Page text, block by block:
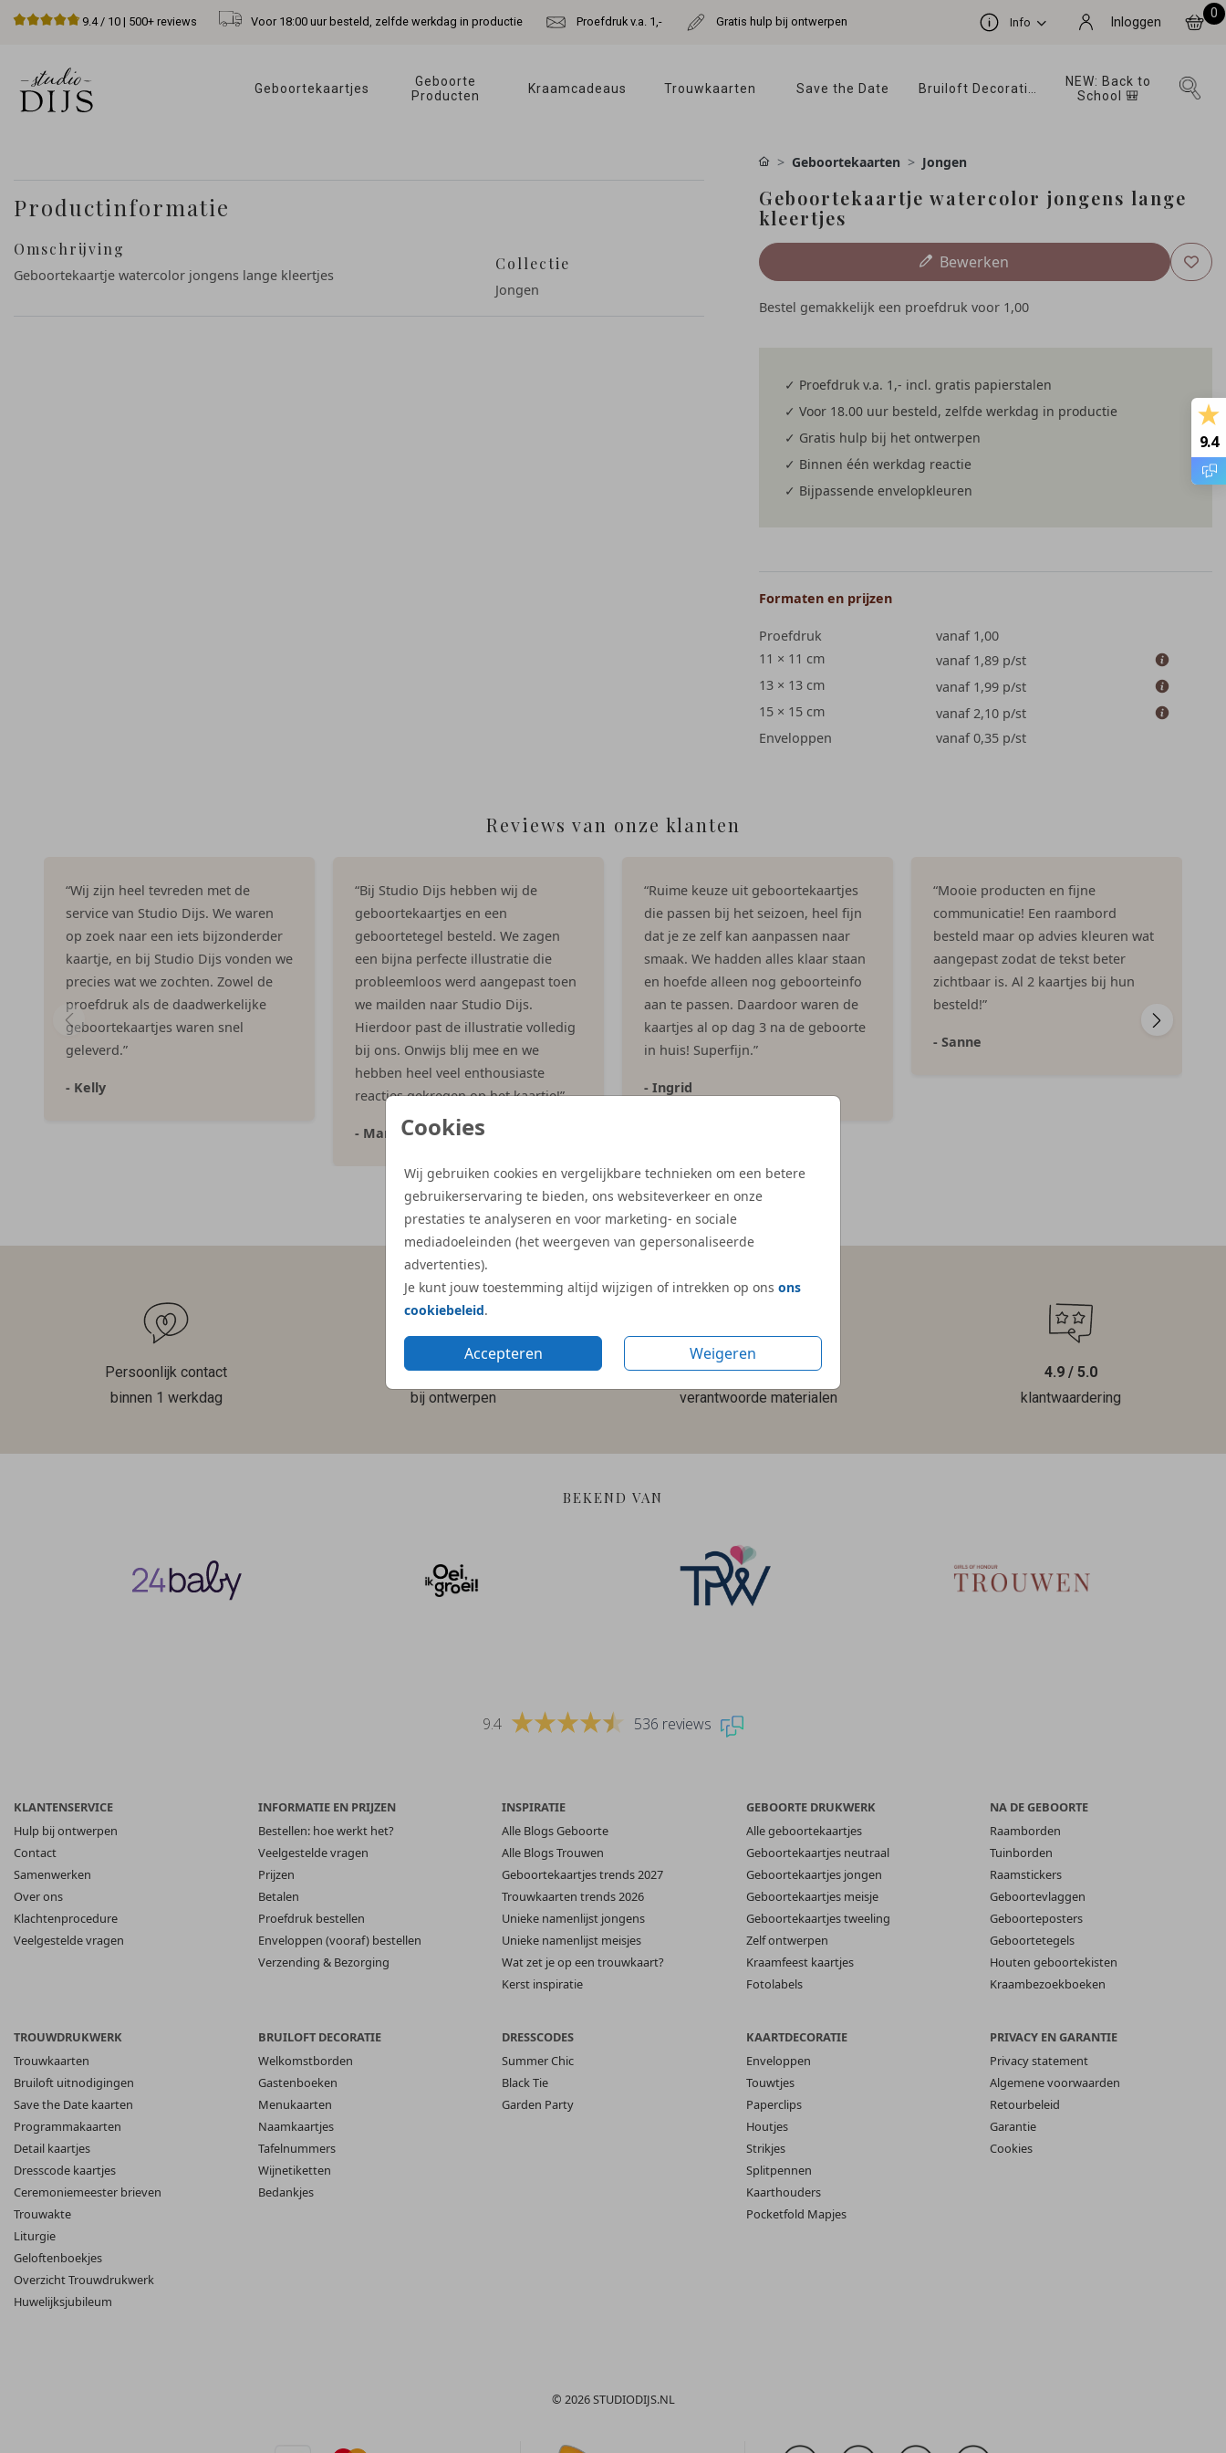
9.4/ 10 | 500+ reviews Voor 18:00 uur besteld, zelfde werkdag in productie Proefdruk v.a. 1,- Gratis hulp bij ontwerpen Info Inloggen
0
Geboortekaartjes
Geboorte
Producten
Kraamcadeaus Trouwkaarten Save the Date
NEW: Back to
School 🎒
Cookies
Wij gebruiken cookies en vergelijkbare technieken om een betere
gebruikerservaring te bieden, ons websiteverkeer en onze
prestaties te analyseren en voor marketing- en sociale
mediadoeleinden (het weergeven van gepersonaliseerde
advertenties).
Je kunt jouw toestemming altijd wijzigen of intrekken op ons ons
cookiebeleid.
Accepteren Weigeren
Productinformatie
Omschrijving
Geboortekaartje watercolor jongens lange kleertjes
Collectie
Jongen
Geboortekaarten Jongen
Geboortekaartje watercolor jongens lange
kleertjes
Bewerken
Bestel gemakkelijk een proefdruk voor 1,00
✓ Proefdruk v.a. 1,- incl. gratis papierstalen
✓ Voor 18.00 uur besteld, zelfde werkdag in productie
✓ Gratis hulp bij het ontwerpen
✓ Binnen één werkdag reactie
✓ Bijpassende envelopkleuren
Formaten en prijzen
Proefdruk
vanaf 1,00
11 × 11 cm
vanaf 1,89 p/st
13 × 13 cm
vanaf 1,99 p/st
15 × 15 cm
vanaf 2,10 p/st
Enveloppen
vanaf 0,35 p/st
9.4
Reviews van onze klanten
“Wij zijn heel tevreden met de
service van Studio Dijs. We waren
op zoek naar een iets bijzonderder
kaartje, en bij Studio Dijs vonden we
precies wat we zochten. Zowel de
proefdruk als de daadwerkelijke
geboortekaartjes waren snel
geleverd.”
- Kelly
“Bij Studio Dijs hebben wij de
geboortekaartjes en een
geboortetegel besteld. We zagen
een bijna perfecte illustratie die
probleemloos werd aangepast toen
we mailden naar Studio Dijs.
Hierdoor past de illustratie volledig
bij ons. Onwijs blij mee en we
hebben heel veel enthousiaste
reacties gekregen op het kaartje!”
- Marloes
“Ruime keuze uit geboortekaartjes
die passen bij het seizoen, heel fijn
dat je ze zelf kan aanpassen naar
smaak. We hadden alles klaar staan
en hoefde alleen nog geboorteinfo
aan te passen. Daardoor waren de
kaartjes al op dag 3 na de geboorte
in huis! Superfijn.”
- Ingrid
“Mooie producten en fijne
communicatie! Een raambord
besteld maar op advies kleuren wat
aangepast zodat de tekst beter
zichtbaar is. Al 2 kaartjes bij hun
besteld!”
- Sanne
Meer reviews
Persoonlijk contact
binnen 1 werkdag
Gratis hulp
bij ontwerpen
Duurzame en
verantwoorde materialen
4.9 / 5.0
klantwaardering
BEKEND VAN
9.4 536 reviews
KLANTENSERVICE
Hulp bij ontwerpen
Contact
Samenwerken
Over ons
Klachtenprocedure
Veelgestelde vragen
INFORMATIE EN PRIJZEN
Bestellen: hoe werkt het?
Veelgestelde vragen
Prijzen
Betalen
Proefdruk bestellen
Enveloppen (vooraf) bestellen
Verzending & Bezorging
INSPIRATIE
Alle Blogs Geboorte
Alle Blogs Trouwen
Geboortekaartjes trends 2027
Trouwkaarten trends 2026
Unieke namenlijst jongens
Unieke namenlijst meisjes
Wat zet je op een trouwkaart?
Kerst inspiratie
GEBOORTE DRUKWERK
Alle geboortekaartjes
Geboortekaartjes neutraal
Geboortekaartjes jongen
Geboortekaartjes meisje
Geboortekaartjes tweeling
Zelf ontwerpen
Kraamfeest kaartjes
Fotolabels
NA DE GEBOORTE
Raamborden
Tuinborden
Raamstickers
Geboortevlaggen
Geboorteposters
Geboortetegels
Houten geboortekisten
Kraambezoekboeken
TROUWDRUKWERK
Trouwkaarten
Bruiloft uitnodigingen
Save the Date kaarten
Programmakaarten
Detail kaartjes
Dresscode kaartjes
Ceremoniemeester brieven
Trouwakte
Liturgie
Geloftenboekjes
Overzicht Trouwdrukwerk
Huwelijksjubileum
BRUILOFT DECORATIE
Welkomstborden
Gastenboeken
Menukaarten
Naamkaartjes
Tafelnummers
Wijnetiketten
Bedankjes
DRESSCODES
Summer Chic
Black Tie
Garden Party
KAARTDECORATIE
Enveloppen
Touwtjes
Paperclips
Houtjes
Strikjes
Splitpennen
Kaarthouders
Pocketfold Mapjes
PRIVACY EN GARANTIE
Privacy statement
Algemene voorwaarden
Retourbeleid
Garantie
Cookies
© 2026 STUDIODIJS.NL